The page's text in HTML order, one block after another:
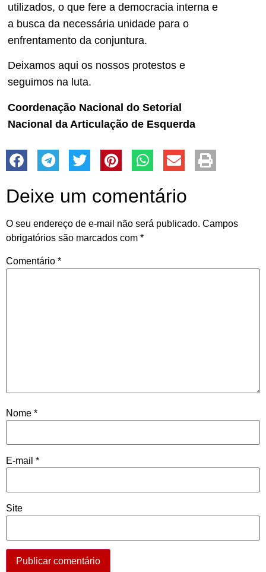
utilizados, o que fere a democracia interna e
a busca da necessária unidade para o
enfrentamento da conjuntura.
Deixamos aqui os nossos protestos e
seguimos na luta.
Coordenação Nacional do Setorial
Nacional da Articulação de Esquerda
Deixe um comentário
O seu endereço de e-mail não será publicado. Campos
obrigatórios são marcados com *
Comentário *
Nome *
E-mail *
Site